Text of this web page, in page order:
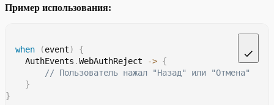
Пример использования:
when (event)
{
    AuthEvents
.WebAuthReject -> {
// Пользователь нажал "Назад" или "Отмена"
}
}